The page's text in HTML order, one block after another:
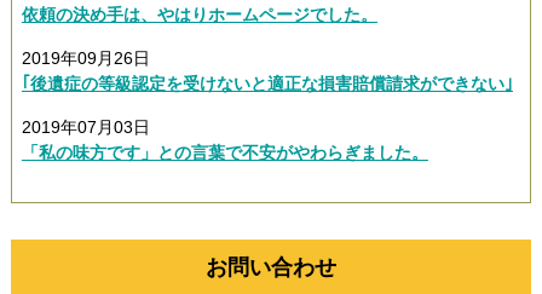
依頼の決め手は、やはりホームページでした。
2019年09月26日
｢後遺症の等級認定を受けないと適正な損害賠償請求ができない｣
2019年07月03日
「私の味方です」との言葉で不安がやわらぎました。
お問い合わせ